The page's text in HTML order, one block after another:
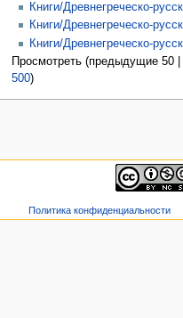
Книги/Древнегреческо-
Книги/Древнегреческо-
Книги/Древнегреческо-
Просмотреть (предыдущие 50
500)
Политика конфиденциальности